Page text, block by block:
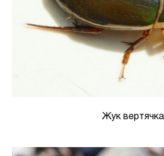
Жук вертячка